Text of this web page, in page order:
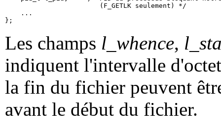
                        (F_GETLK seulement) */
    ...
Les champs l_whence,
indiquent l'intervalle
la fin du fichier peuvent
avant le début du fichier.